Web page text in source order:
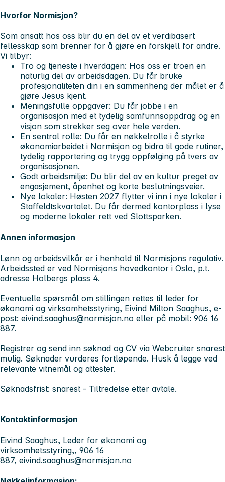
Hvorfor Normisjon?
Som ansatt hos oss blir du en del av et verdibasert
fellesskap som brenner for å gjøre en forskjell for andre.
Vi tilbyr:
Tro og tjeneste i hverdagen: Hos oss er troen en
naturlig del av arbeidsdagen. Du får bruke
profesjonaliteten din i en sammenheng der målet er å
gjøre Jesus kjent.
Meningsfulle oppgaver: Du får jobbe i en
organisasjon med et tydelig samfunnsoppdrag og en
visjon som strekker seg over hele verden.
En sentral rolle: Du får en nøkkelrolle i å styrke
økonomiarbeidet i Normisjon og bidra til gode rutiner,
tydelig rapportering og trygg oppfølging på tvers av
organisasjonen.
Godt arbeidsmiljø: Du blir del av en kultur preget av
engasjement, åpenhet og korte beslutningsveier.
Nye lokaler: Høsten 2027 flytter vi inn i nye lokaler i
Staffeldtskvartalet. Du får dermed kontorplass i lyse
og moderne lokaler rett ved Slottsparken.
Annen informasjon
Lønn og arbeidsvilkår er i henhold til Normisjons regulativ.
Arbeidssted er ved Normisjons hovedkontor i Oslo, p.t.
adresse Holbergs plass 4.
Eventuelle spørsmål om stillingen rettes til leder for
økonomi og virksomhetsstyring, Eivind Milton Saaghus, e-
post: eivind.saaghus@normisjon.no eller på mobil: 906 16
887.
Registrer og send inn søknad og CV via Webcruiter snarest
mulig. Søknader vurderes fortløpende. Husk å legge ved
relevante vitnemål og attester.
Søknadsfrist: snarest - Tiltredelse etter avtale.
Kontaktinformasjon
Eivind Saaghus, Leder for økonomi og
virksomhetsstyring,, 906 16
887, eivind.saaghus@normisjon.no